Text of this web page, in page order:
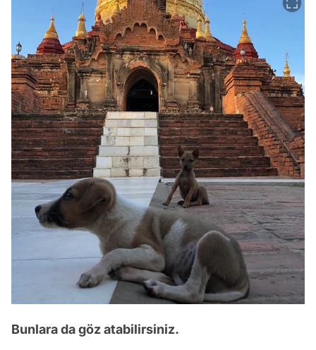
Bunlara da göz atabilirsiniz.